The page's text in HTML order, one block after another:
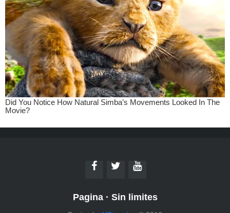
Pagina· Sin limites